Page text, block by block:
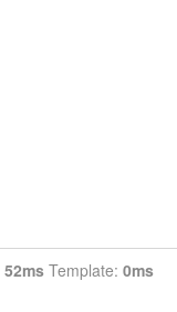
52ms Template: 0ms